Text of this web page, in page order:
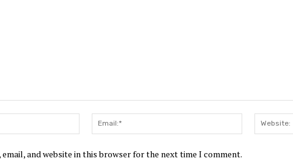
Name:*
Email:*
email, and website in this browser for the next time I comment.